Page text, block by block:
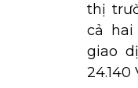
thị
cả
giao
24.140